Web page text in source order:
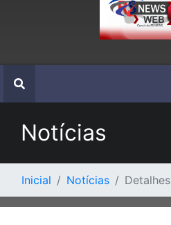
Notícias
Inicial Notícias Detalhes